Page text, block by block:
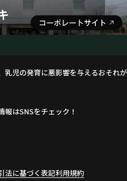
乳児の発育に悪影響を与えるおそれが
法に基づく表記利用規約
はSNSをチェック！